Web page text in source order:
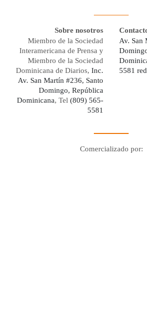
Sobre nosotros
Miembro de la Sociedad
Interamericana de Prensa y
Miembro de la Sociedad
Dominicana de Diarios, Inc.
Av. San Martín #236, Santo
Domingo, República
Dominicana, Tel (809) 565-
5581
Av. San
5581
Comercializado por: